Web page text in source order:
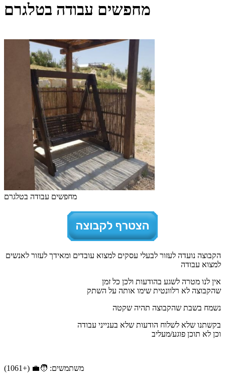
מחפשים עבודה בטלגרם
מחפשים עבודה בטלגרם
הקבוצה נועדה לעזור לבעלי עסקים למצוא עובדים ומאידך לעזור לאנשים
למצוא עבודה
אין לנו מטרה לשגע בהודעות ולכן כל זמן
שהקבוצה לא רלוונטית שימו אותה על השתק
נשמח בשבת שהקבוצה תהיה שקטה
בקשתנו שלא לשלוח הודעות שלא בענייני עבודה
וכן לא תוכן פוגע/מעליב
משתמשים: 🧑‍💼 (+1061)